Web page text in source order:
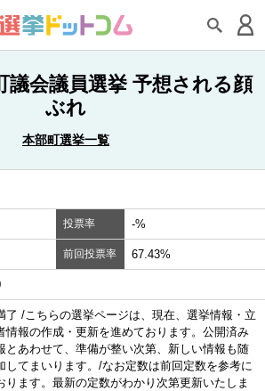
議会議員選挙 予想される顔
ぶれ
本部町選挙一覧
投票率 -%
前回投票率 67.43%
了 /こちらの選挙ページは、現在、選挙情報・立
情報の作成・更新を進めております。公開済み
とあわせて、準備が整い次第、新しい情報も随
してまいります。/なお定数は前回定数を参考に
ります。最新の定数がわかり次第更新いたしま